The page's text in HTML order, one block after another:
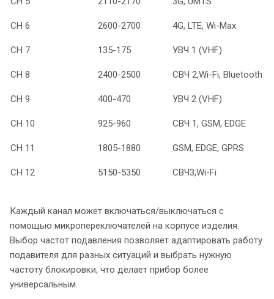
СН 6 2600-2700 4G, LTE, Wi-Max
СН 7 135-175 УВЧ 1 (VHF)
СН 8 2400-2500 СВЧ 2,Wi-Fi, Bluetooth
СН 9 400-470 УВЧ 2 (VHF)
СН 10 925-960 СВЧ 1, GSM, EDGE
СН 11 1805-1880 GSM, EDGE, GPRS
СН 12 5150-5350 СВЧ3,Wi-Fi
Каждый канал может включаться/выключаться с
помощью микропереключателей на корпусе изделия.
Выбор частот подавления позволяет адаптировать работу
подавителя для разных ситуаций и выбрать нужную
частоту блокировки, что делает прибор более
универсальным.